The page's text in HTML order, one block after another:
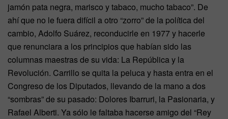
jamón pata negra, marisco y tabaco, mucho tabaco”. De
ahí que no le fuera difícil a otro “zorro” de la política del
cambio, Adolfo Suárez, reconducirle en 1977 y hacerle
que renunciara a los principios que habían sido las
columnas maestras de su vida: La República y la
Revolución. Carrillo se quita la peluca y hasta entra en el
Congreso de los Diputados, llevando de la mano a dos
“sombras” de su pasado: Dolores Ibarruri, la Pasionaria, y
Rafael Alberti. Ya sólo le faltaba hacerse amigo del “Rey